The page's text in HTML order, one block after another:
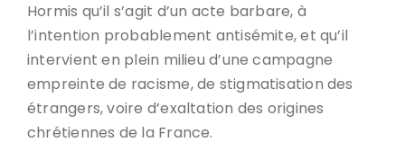
Hormis qu’il s’agit d’un acte barbare, à
l’intention probablement antisémite, et qu’il
intervient en plein milieu d’une campagne
empreinte de racisme, de stigmatisation des
étrangers, voire d’exaltation des origines
chrétiennes de la France.